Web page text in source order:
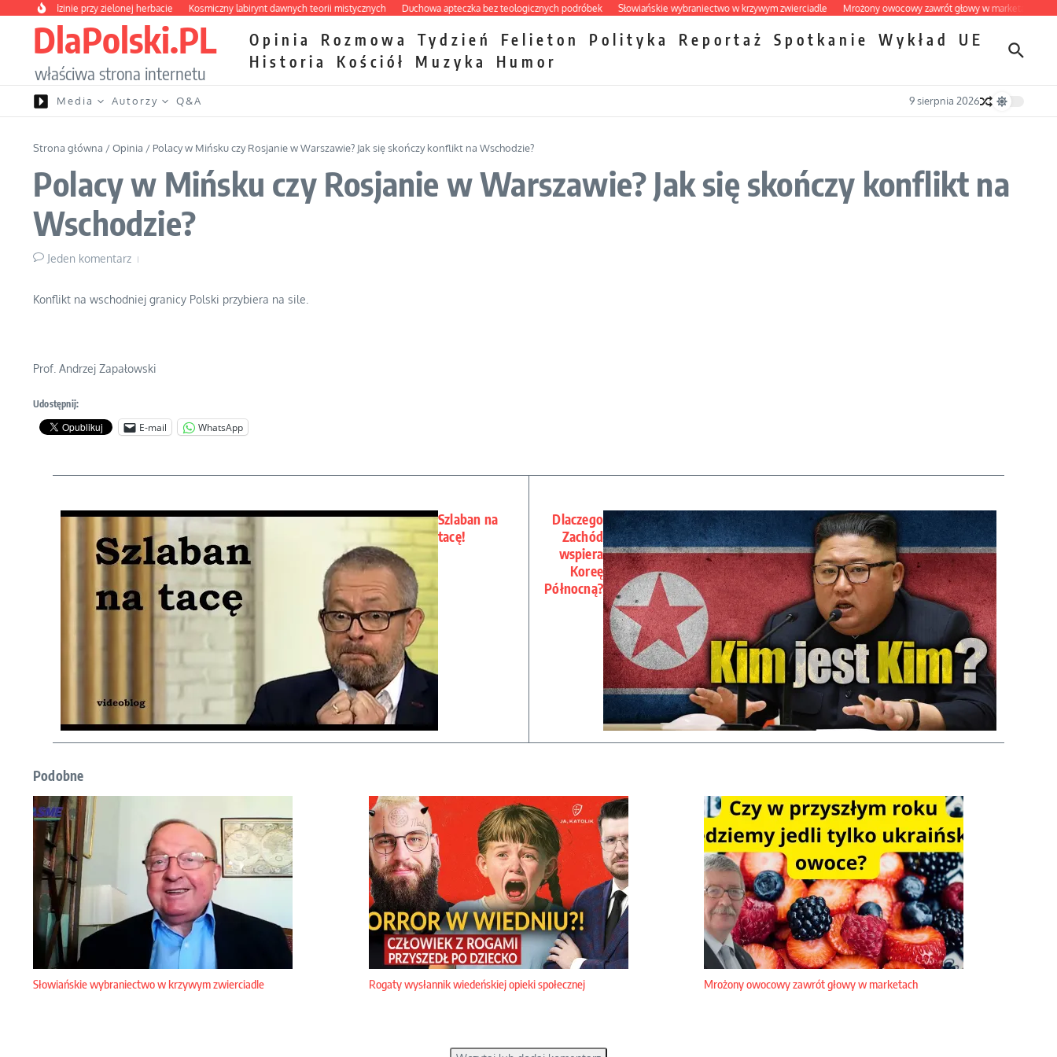
Przejdź do treści
o rodzinie przy zielonej herbacie Kosmiczny labirynt dawnych teorii mistycznych Duchowa apteczka bez teologicznych podróbek Słowiańskie wybraniectwo w krzywym zwierciadle Mrożony owocowy zawrót głowy w marketach
DlaPolski.PL
właściwa strona internetu
Opinia Rozmowa Tydzień Felieton Polityka Reportaż Spotkanie Wykład
UE
Historia
Kościół Muzyka Humor
Media Autorzy Q&A 9 sierpnia 2026
Strona główna /Opinia / Polacy w Mińsku czy Rosjanie w Warszawie? Jak się skończy konflikt na Wschodzie?
Polacy w Mińsku czy Rosjanie w Warszawie? Jak się skończy konflikt na
Wschodzie?
Jeden komentarz
Konflikt na wschodniej granicy Polski przybiera na sile.
Prof. Andrzej Zapałowski
Udostępnij:
E-mail WhatsApp
Szlaban na
tacę!
Dlaczego
Zachód
wspiera
Koreę
Północną?
Podobne
Słowiańskie wybraniectwo w krzywym zwierciadle Rogaty wysłannik wiedeńskiej opieki społecznej Mrożony owocowy zawrót głowy w marketach